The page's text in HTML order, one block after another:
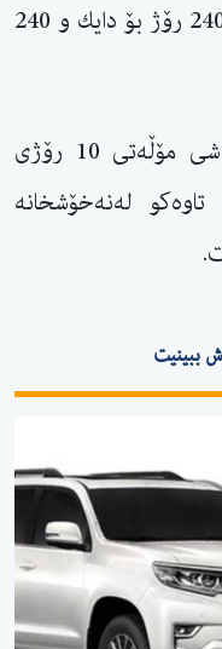
تەواوەتی بە دایك و باوك دەدات، 240 رۆژ بۆ دایك و 240
پیاو لەكاتی منداڵبونی هاوژینەكەشی مۆڵەتی 10 رۆژی
لەنەخۆشخانە
ببینیت